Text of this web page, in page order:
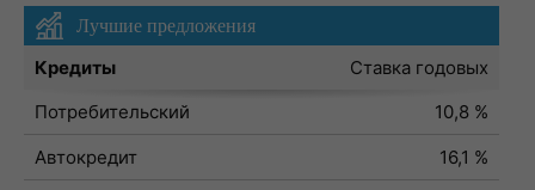
Лучшие предложения
Кредиты
Ставка годовых
Потребительский
10,8 %
Автокредит
16,1 %